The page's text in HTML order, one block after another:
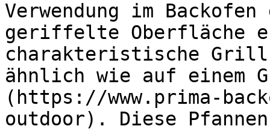
Verwendung im
geriffelte Oberfläche
charakteristische
ähnlich wie auf
(https://www.prima-
outdoor). Diese